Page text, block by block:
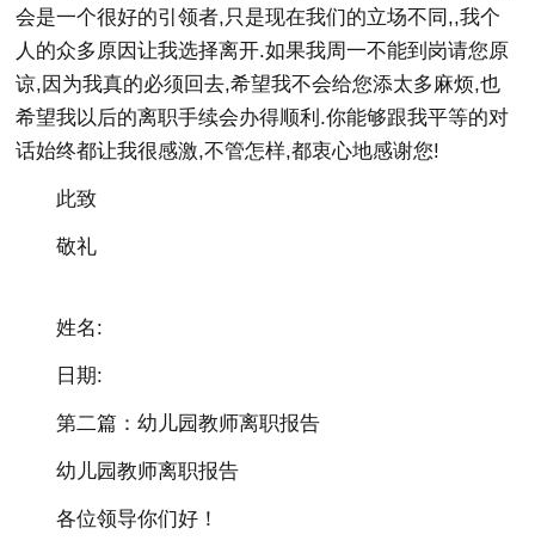
会是一个很好的引领者,只是现在我们的立场不同,,我个
人的众多原因让我选择离开.如果我周一不能到岗请您原
谅,因为我真的必须回去,希望我不会给您添太多麻烦,也
希望我以后的离职手续会办得顺利.你能够跟我平等的对
话始终都让我很感激,不管怎样,都衷心地感谢您!
此致
敬礼
姓名:
日期:
第二篇：幼儿园教师离职报告
幼儿园教师离职报告
各位领导你们好！